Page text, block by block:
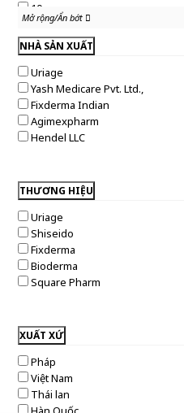
10g
50g
75g
30g
25g
20ml
Mở rộng/Ẩn bớt
Mở rộng/Ẩn bớt
NHÀ SẢN XUẤT
Uriage
Yash Medicare Pvt. Ltd.,
Fixderma Indian
Agimexpharm
Hendel LLC
THƯƠNG HIỆU
Uriage
Shiseido
Fixderma
Bioderma
Square Pharm
XUẤT XỨ
Pháp
Việt Nam
Thái lan